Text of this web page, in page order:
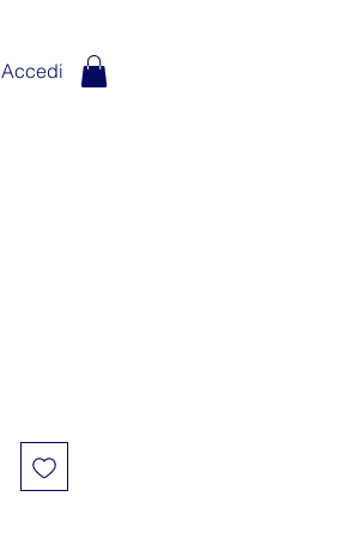
Accedi